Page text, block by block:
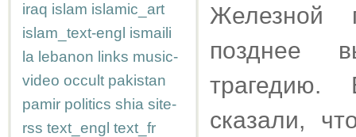
iraq islam islamic_art
islam_text-engl ismaili
la lebanon links music-
video occult pakistan
pamir politics shia site-
rss text_engl text_fr
Железной
позднее
трагедию.
сказали,